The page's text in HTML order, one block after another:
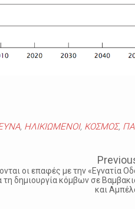
, ΗΛΙΚΙΩΜΕΝΟΙ, ΚΟΣΜΟΣ,
οι επαφές με την «Εγνατία
τη δημιουργία κόμβων σε
και